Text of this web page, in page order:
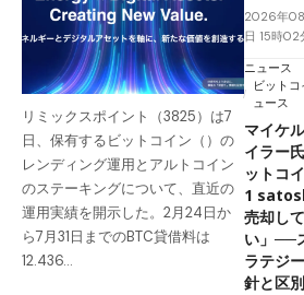
リミックスポイント（3825）は7
日、保有するビットコイン（）の
レンディング運用とアルトコイン
のステーキングについて、直近の
運用実績を開示した。2月24日か
ら7月31日までのBTC貸借料は
12.436…
2026年
日 15時02
ニュース
ビットコ
ュース
マイケ
イラー
ットコ
1
売却し
い」──
ラテジ
針と区別